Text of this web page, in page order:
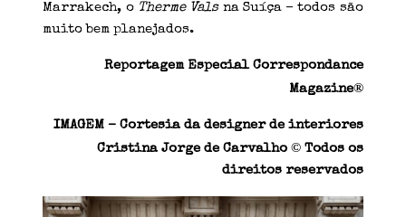
Marrakech, o Therme Valsna Suíça – todos são
muito bem planejados.
Reportagem Especial Correspondance
Magazine®
IMAGEM – Cortesia da designer de interiores
Cristina Jorge de Carvalho ©Todos os
direitos reservados